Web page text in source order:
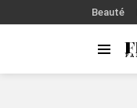
Beauté